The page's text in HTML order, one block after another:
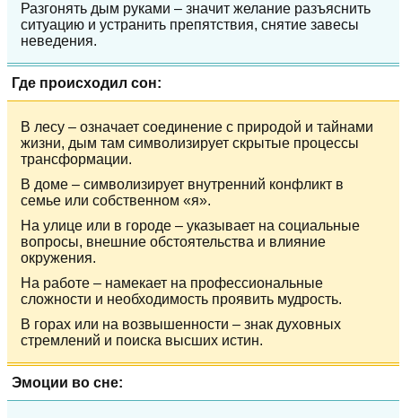
Разгонять дым руками – значит желание разъяснить
ситуацию и устранить препятствия, снятие завесы
неведения.
Где происходил сон:
В лесу – означает соединение с природой и тайнами
жизни, дым там символизирует скрытые процессы
трансформации.
В доме – символизирует внутренний конфликт в
семье или собственном «я».
На улице или в городе – указывает на социальные
вопросы, внешние обстоятельства и влияние
окружения.
На работе – намекает на профессиональные
сложности и необходимость проявить мудрость.
В горах или на возвышенности – знак духовных
стремлений и поиска высших истин.
Эмоции во сне: